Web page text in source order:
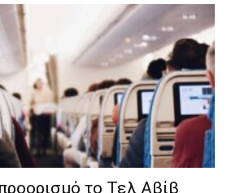
το Τελ Αβίβ